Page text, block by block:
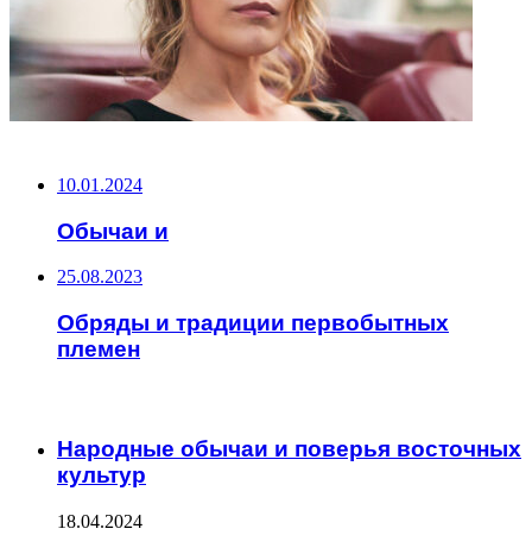
10.01.2024
Обычаи и
25.08.2023
Обряды и традиции первобытных
племен
Народные обычаи и поверья восточных
культур
18.04.2024